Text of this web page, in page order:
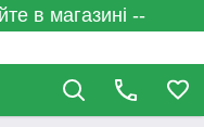
в магазині --